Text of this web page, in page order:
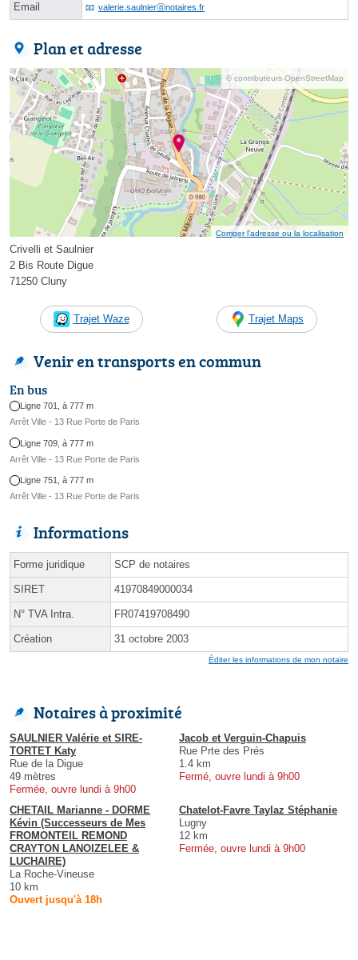
Email valerie.saulnierⓐnotaires.fr
Plan et adresse
© contributeurs OpenStreetMap
Corriger l’adresse ou la localisation
Crivelli et Saulnier
2 Bis Route Digue
71250 Cluny
Trajet Waze Trajet Maps
Venir en transports en commun
En bus
Ligne 701, à 777 m
Arrêt Ville - 13 Rue Porte de Paris
Ligne 709, à 777 m
Arrêt Ville - 13 Rue Porte de Paris
Ligne 751, à 777 m
Arrêt Ville - 13 Rue Porte de Paris
Informations
Forme juridique SCP de notaires
SIRET 41970849000034
N° TVA Intra. FR07419708490
Création 31 octobre 2003
Éditer les informations de mon notaire
Notaires à proximité
SAULNIER Valérie et SIRE-
TORTET Katy
Rue de la Digue
49 mètres
Fermée, ouvre lundi à 9h00
Jacob et Verguin-Chapuis
Rue Prte des Prés
1.4 km
Fermé, ouvre lundi à 9h00
CHETAIL Marianne - DORME
Kévin (Successeurs de Mes
FROMONTEIL REMOND
CRAYTON LANOIZELEE &
LUCHAIRE)
La Roche-Vineuse
10 km
Ouvert jusqu'à 18h
Chatelot-Favre Taylaz Stéphanie
Lugny
12 km
Fermée, ouvre lundi à 9h00